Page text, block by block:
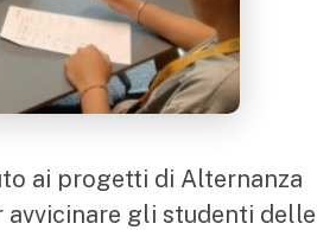
ai progetti di Alternanza
gli studenti delle